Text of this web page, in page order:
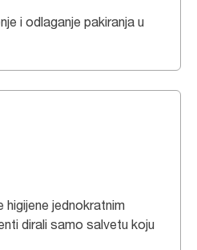
i odlaganje pakiranja u
jednokratnim
dirali samo salvetu koju